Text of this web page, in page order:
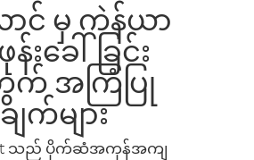
ာင် မှ ကဲန်ယာ
းခေါ်ခြင်း
အကြံပြု
ချက်များ
သည် ပိုက်ဆံအကုန်အကျ